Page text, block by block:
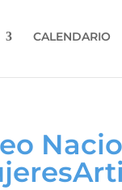
CALENDARIO